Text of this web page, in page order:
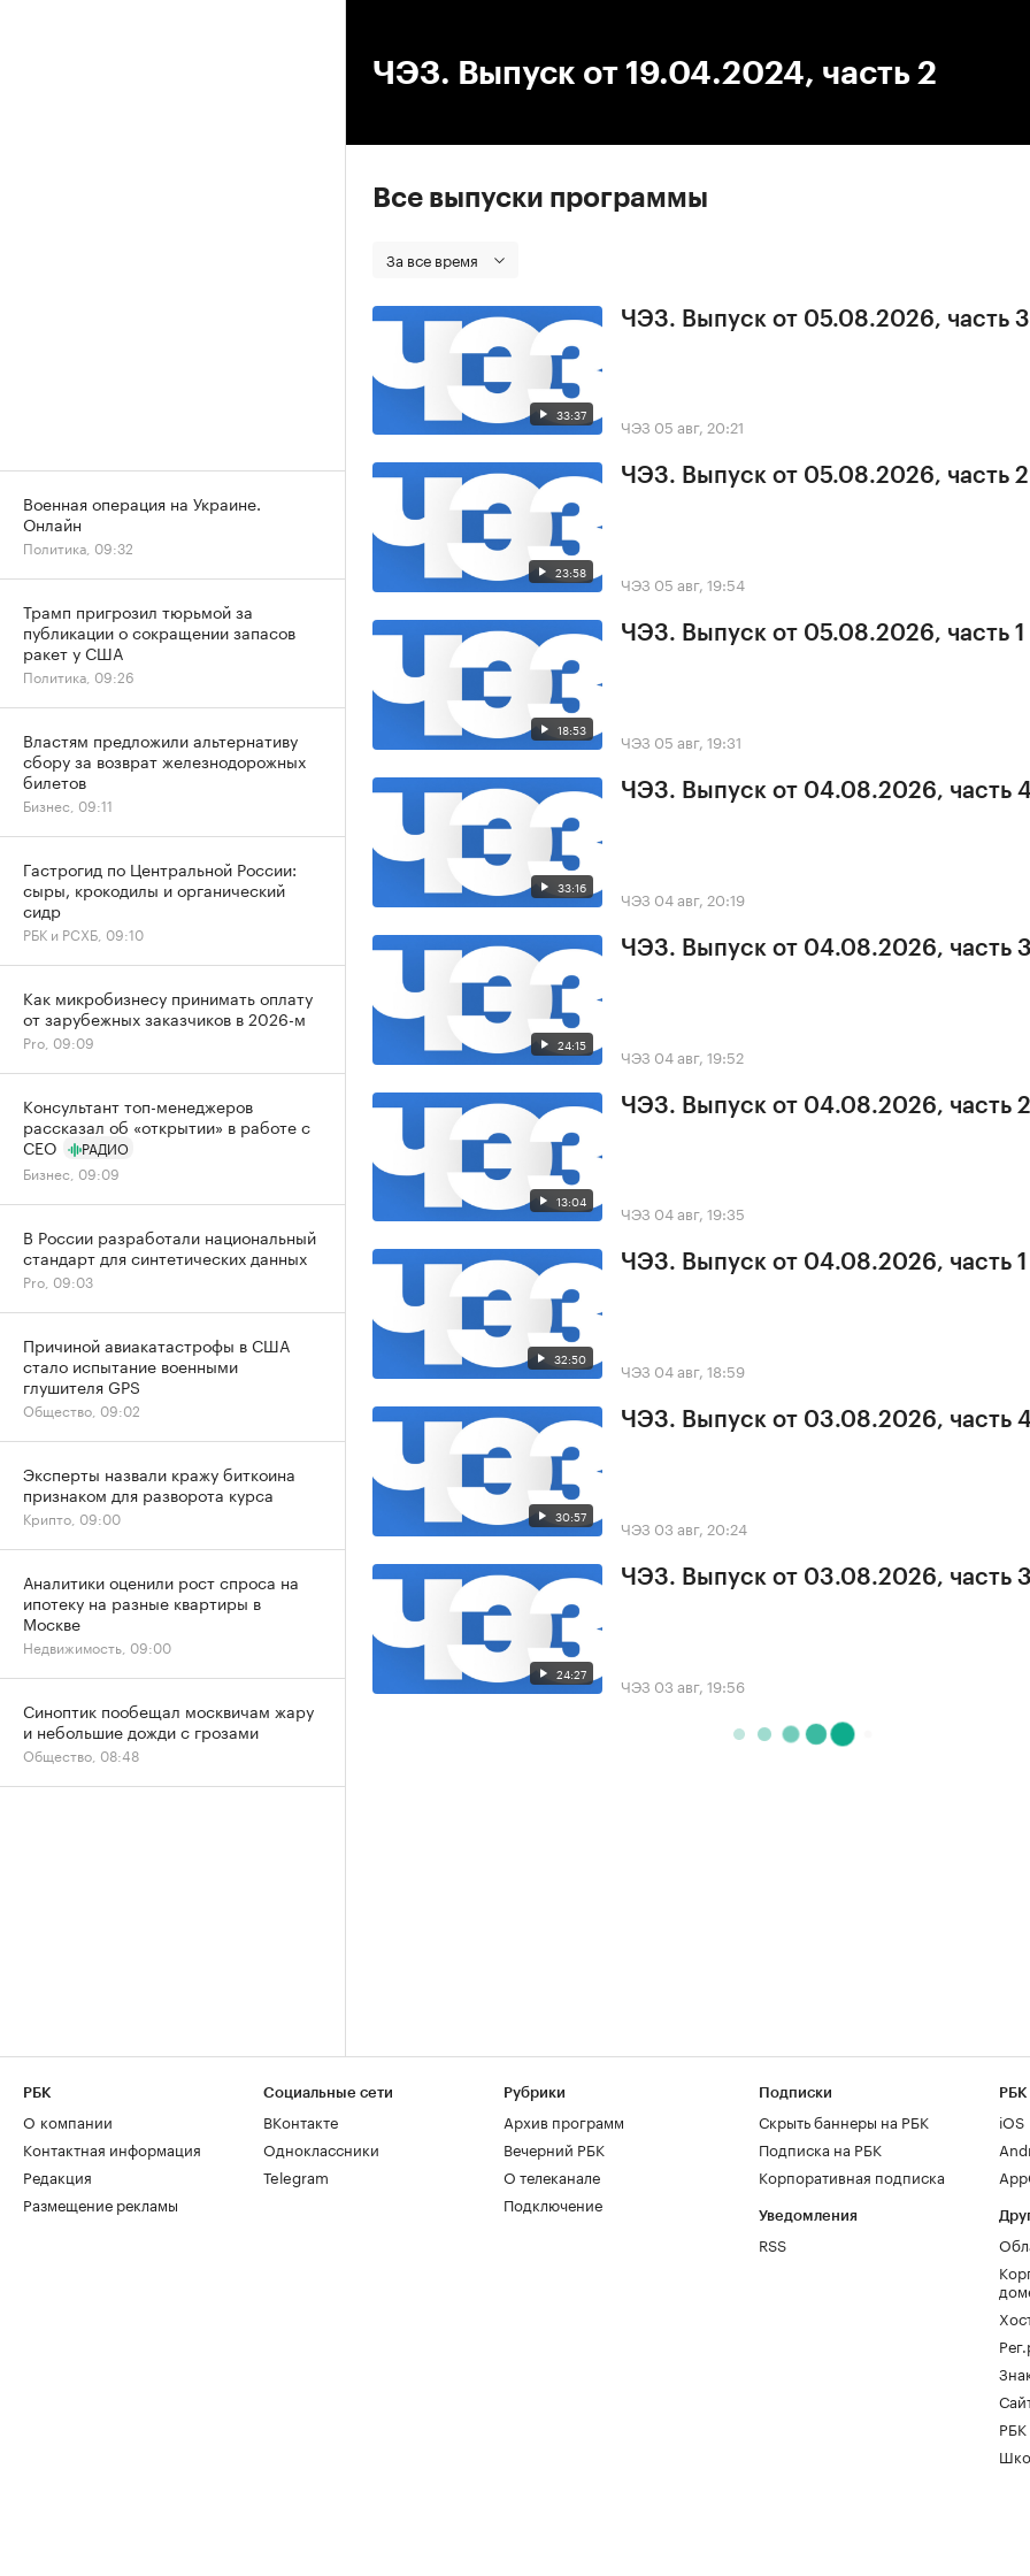
ЧЭЗ. Выпуск от 19.04.2024, часть 2
Все выпуски программы
За все время
33:37
ЧЭЗ. Выпуск от 05.08.2026, часть 3
ЧЭЗ 05 авг, 20:21
23:58
ЧЭЗ. Выпуск от 05.08.2026, часть 2
ЧЭЗ 05 авг, 19:54
18:53
ЧЭЗ. Выпуск от 05.08.2026, часть 1
ЧЭЗ 05 авг, 19:31
33:16
ЧЭЗ. Выпуск от 04.08.2026, часть
ЧЭЗ 04 авг, 20:19
24:15
ЧЭЗ. Выпуск от 04.08.2026, часть
ЧЭЗ 04 авг, 19:52
13:04
ЧЭЗ. Выпуск от 04.08.2026, часть 2
ЧЭЗ 04 авг, 19:35
32:50
ЧЭЗ. Выпуск от 04.08.2026, часть 1
ЧЭЗ 04 авг, 18:59
30:57
ЧЭЗ. Выпуск от 03.08.2026, часть
ЧЭЗ 03 авг, 20:24
24:27
ЧЭЗ. Выпуск от 03.08.2026, часть
ЧЭЗ 03 авг, 19:56
Военная операция на Украине.
Онлайн
Политика, 09:32
Трамп пригрозил тюрьмой за
публикации о сокращении запасов
ракет у США
Политика, 09:26
Властям предложили альтернативу
сбору за возврат железнодорожных
билетов
Бизнес, 09:11
Гастрогид по Центральной России:
сыры, крокодилы и органический
сидр
РБК и РСХБ, 09:10
Как микробизнесу принимать оплату
от зарубежных заказчиков в 2026-м
Pro, 09:09
Консультант топ-менеджеров
рассказал об «открытии» в работе с
CEO
РАДИО
Бизнес, 09:09
В России разработали национальный
стандарт для синтетических данных
Pro, 09:03
Причиной авиакатастрофы в США
стало испытание военными
глушителя GPS
Общество, 09:02
Эксперты назвали кражу биткоина
признаком для разворота курса
Крипто, 09:00
Аналитики оценили рост спроса на
ипотеку на разные квартиры в
Москве
Недвижимость, 09:00
Синоптик пообещал москвичам жару
и небольшие дожди с грозами
Общество, 08:48
РБК
О компании
Контактная информация
Редакция
Размещение рекламы
Социальные сети
ВКонтакте
Одноклассники
Telegram
Рубрики
Архив программ
Вечерний РБК
О телеканале
Подключение
Подписки
Скрыть баннеры на РБК
Подписка на РБК
Корпоративная подписка
Уведомления
RSS
РБК
iOS